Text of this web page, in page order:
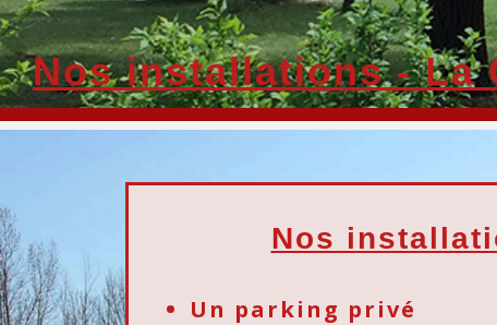
Nos installations - La
Nos
Un parking privé